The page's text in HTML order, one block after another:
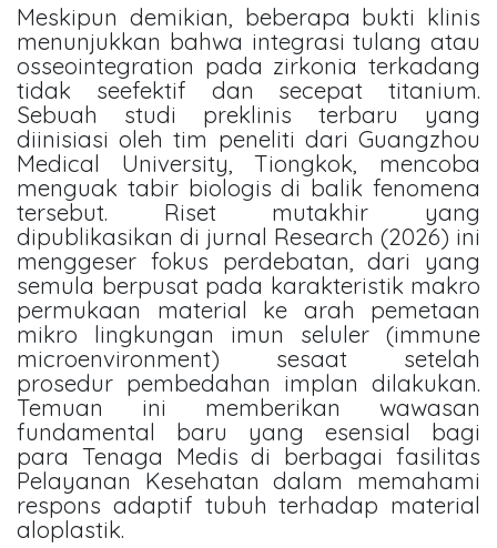
Meskipun demikian, beberapa bukti klinis
menunjukkan bahwa integrasi tulang atau
osseointegration pada zirkonia terkadang
tidak seefektif dan secepat titanium.
Sebuah studi preklinis terbaru yang
diinisiasi oleh tim peneliti dari Guangzhou
Medical University, Tiongkok, mencoba
menguak tabir biologis di balik fenomena
tersebut. Riset mutakhir yang
dipublikasikan di jurnal Research (2026) ini
menggeser fokus perdebatan, dari yang
semula berpusat pada karakteristik makro
permukaan material ke arah pemetaan
mikro lingkungan imun seluler (immune
microenvironment) sesaat setelah
prosedur pembedahan implan dilakukan.
Temuan ini memberikan wawasan
fundamental baru yang esensial bagi
para Tenaga Medis di berbagai fasilitas
Pelayanan Kesehatan dalam memahami
respons adaptif tubuh terhadap material
aloplastik.